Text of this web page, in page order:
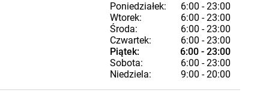
Poniedziałek:
6:00 - 23:00
Wtorek:
6:00 - 23:00
Środa:
6:00 - 23:00
Czwartek:
6:00 - 23:00
Piątek:
6:00 - 23:00
Sobota:
6:00 - 23:00
Niedziela:
9:00 - 20:00